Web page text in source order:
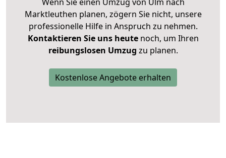
Marktleuthen planen, zögern Sie nicht, unsere
professionelle Hilfe in Anspruch zu nehmen.
Kontaktieren Sie uns heutenoch, um Ihren
reibungslosen Umzug zu planen.
Kostenlose Angebote erhalten